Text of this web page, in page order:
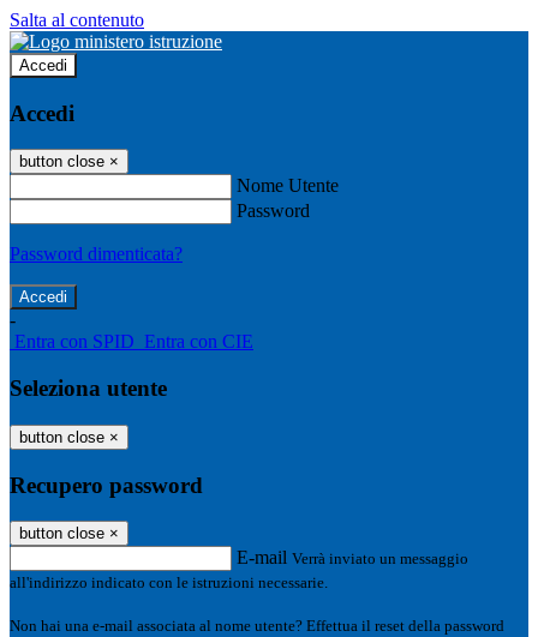
Salta al contenuto
Accedi
Accedi
button close ×
Nome Utente
Password
Password dimenticata?
-
Entra con SPID Entra con CIE
Seleziona utente
button close ×
Recupero password
button close ×
E-mail Verrà inviato un messaggio
all'indirizzo indicato con le istruzioni necessarie.
Non hai una e-mail associata al nome utente? Effettua il reset della password